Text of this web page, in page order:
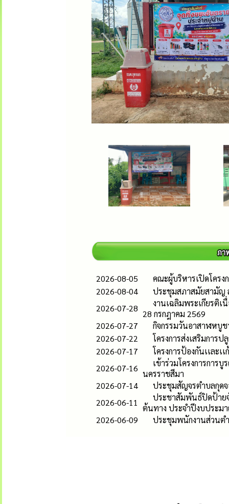
2026-08-05
คณะผู้บริหารเปิดโครง
2026-08-04
ประชุมสภาสมัยสามัญ
2026-07-28
งานเฉลิมพระเกียรติเ
28 กรกฎาคม 2569
2026-07-27
กิจกรรมวันอาสาฬหบู
2026-07-22
โครงการส่งเสริมกา
2026-07-17
โครงการป้องกันเเละ
2026-07-16
เข้าร่วมโครงการกา
นครราชสีมา
2026-07-14
ประชุมสัญจรตำบลกุด
2026-06-11
ประชาสัมพันธ์ปิดป้าย
ต้นทาง ประจำปีงบประม
2026-06-09
ประชุมพนักงานส่วนต